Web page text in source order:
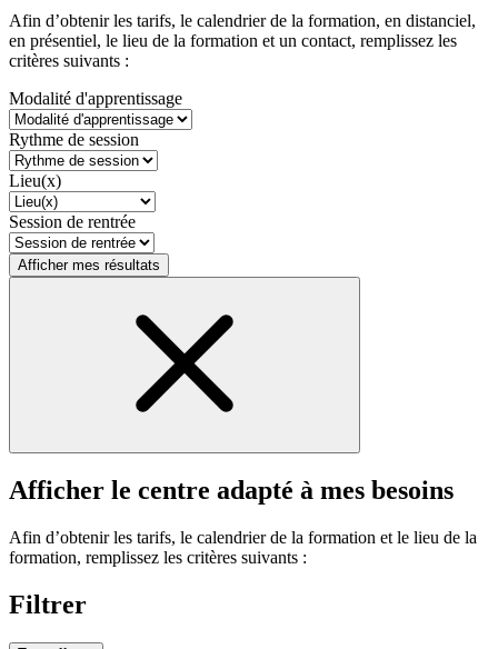
Afin d’obtenir les tarifs, le calendrier de la formation, en distanciel,
en présentiel, le lieu de la formation et un contact, remplissez les
critères suivants :
Modalité d'apprentissage
Rythme de session
Lieu(x)
Session de rentrée
Afficher mes résultats
Afficher le centre adapté à mes besoins
Afin d’obtenir les tarifs, le calendrier de la formation et le lieu de la
formation, remplissez les critères suivants :
Filtrer